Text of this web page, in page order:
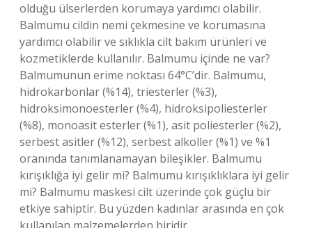
olduğu ülserlerden korumaya yardımcı olabilir.
Balmumu cildin nemi çekmesine ve korumasına
yardımcı olabilir ve sıklıkla cilt bakım ürünleri ve
kozmetiklerde kullanılır. Balmumu içinde ne var?
Balmumunun erime noktası 64°C’dir. Balmumu,
hidrokarbonlar (%14), triesterler (%3),
hidroksimonoesterler (%4), hidroksipoliesterler
(%8), monoasit esterler (%1), asit poliesterler (%2),
serbest asitler (%12), serbest alkoller (%1) ve %1
oranında tanımlanamayan bileşikler. Balmumu
kırışıklığa iyi gelir mi? Balmumu kırışıklıklara iyi gelir
mi? Balmumu maskesi cilt üzerinde çok güçlü bir
etkiye sahiptir. Bu yüzden kadınlar arasında en çok